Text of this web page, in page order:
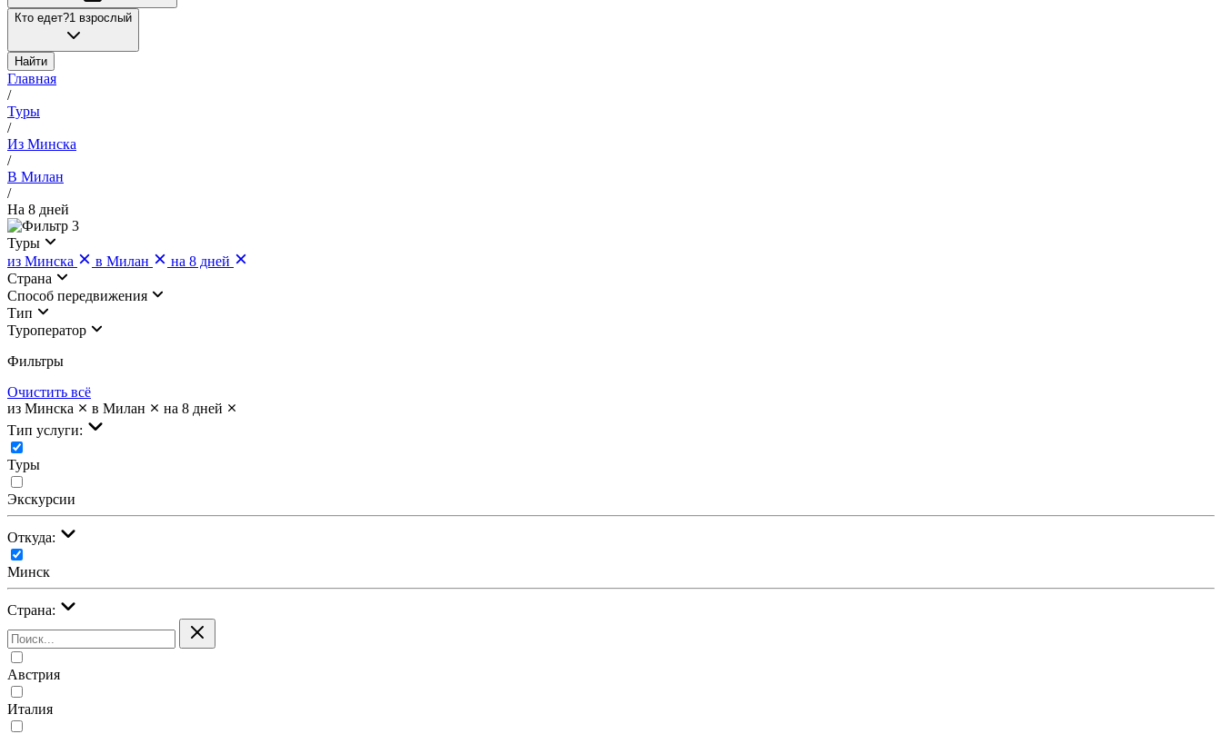
Кто едет?1 взрослый
Найти
Главная
/
Туры
/
Из Минска
/
В Милан
/
На 8 дней
3
Туры
из Минска
в Милан
на 8 дней
Страна
Cпособ передвижения
Тип
Туроператор
Фильтры
Очистить всё
из Минска
в Милан
на 8 дней
Тип услуги:
Туры
Экскурсии
Откуда:
Минск
Страна:
Австрия
Италия